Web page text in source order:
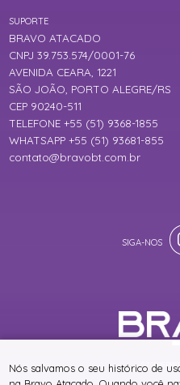
SUPORTE
BRAVO ATACADO
CNPJ 39.753.574/0001-76
AVENIDA CEARA, 1221
SÃO JOÃO, PORTO ALEGRE/RS
CEP 90240-511
TELEFONE +55 (51) 9368-1855
WHATSAPP +55 (51) 93681-855
contato@bravobt.com.br
® TODOS
Nós salvamos o seu histórico de